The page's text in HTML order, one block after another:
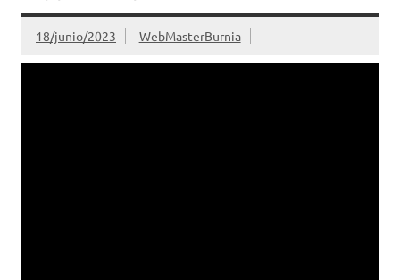
18/junio/2023 WebMasterBurnia